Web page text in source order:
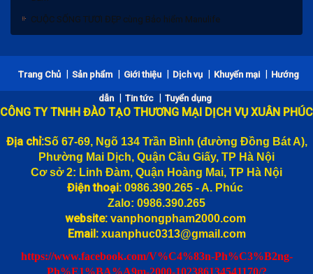
CUỘC SỐNG TƯƠI ĐẸP cùng Bảo hiểm Manulife
gửi hàng toàn quốc
Giá bán sỉ, lẻ các loại khẩu trang uy tín, chất lượng, hàng bảo
đảm
CUỘC SỐNG TƯƠI ĐẸP cùng Bảo hiểm Manulife
Trang Chủ | Sản phẩm | Giới thiệu | Dịch vụ | Khuyến mại | Hướng
dẫn | Tin tức | Tuyển dụng
CÔNG TY TNHH ĐÀO TẠO THƯƠNG MẠI DỊCH VỤ XUÂN PHÚC
Địa chỉ:Số 67-69, Ngõ 134 Trần Bình (đường Đồng Bát A),
Phường Mai Dịch, Quận Cầu Giấy, TP Hà Nội
Cơ sở 2: Linh Đàm, Quận Hoàng Mai, TP Hà Nội
Điện thoại: 0986.390.265 - A. Phúc
Zalo: 0986.390.265
website: vanphongpham2000.com
Email: xuanphuc0313@gmail.com
https://www.facebook.com/V%C4%83n-Ph%C3%B2ng-
Ph%E1%BA%A9m-2000-102386134541170/?